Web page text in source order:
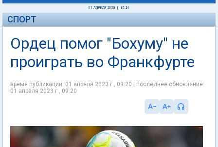
01 АПРЕЛЯ 2023 15:24
СПОРТ
Ордец помог "Бохуму" не
проиграть во Франкфурте
время публикации: 01 апреля 2023 г., 09:20 | последнее обновление:
01 апреля 2023 г., 09:20